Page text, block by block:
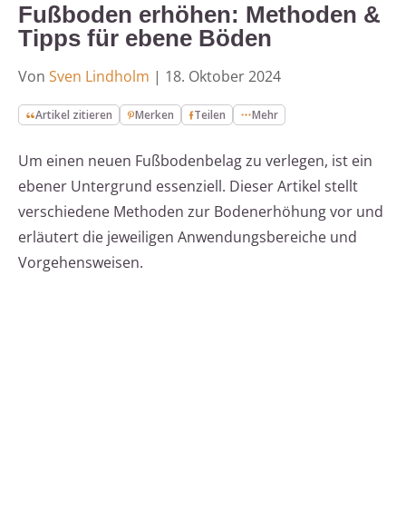
Fußboden erhöhen: Methoden &
Tipps für ebene Böden
Von Sven Lindholm | 18. Oktober 2024
Artikel zitieren Merken Teilen Mehr
Um einen neuen Fußbodenbelag zu verlegen, ist ein
ebener Untergrund essenziell. Dieser Artikel stellt
verschiedene Methoden zur Bodenerhöhung vor und
erläutert die jeweiligen Anwendungsbereiche und
Vorgehensweisen.